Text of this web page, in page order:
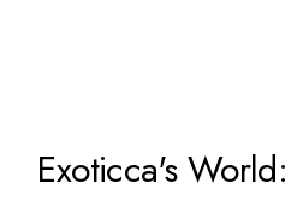
Exoticca's World: